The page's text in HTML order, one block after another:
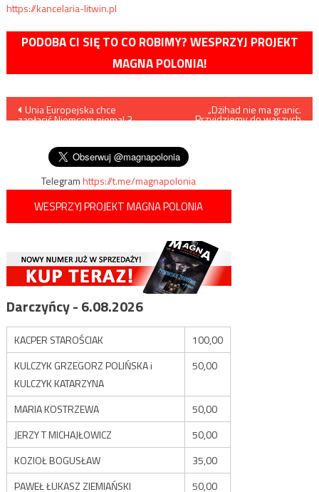
https://kancelaria-litwin.pl
PODOBA CI SIĘ TO CO ROBIMY? WESPRZYJ PROJEKT
MAGNA POLONIA!
Nawigacja
wpisu
Unia Europejska chce
zapłacić Niemcom niemal 3
„Dżihad nie ma granic.
Przyjdziemy do waszych
Telegramhttps://t.me/magnapolonia
WESPRZYJ PROJEKT MAGNA POLONIA
Darczyńcy - 6.08.2026
KACPER STAROŚCIAK
100,00
KULCZYK GRZEGORZ POLIŃSKA i
KULCZYK KATARZYNA
50,00
MARIA KOSTRZEWA
50,00
JERZY T MICHAJŁOWICZ
50,00
KOZIOŁ BOGUSŁAW
35,00
PAWEŁ ŁUKASZ ZIEMIAŃSKI
50,00